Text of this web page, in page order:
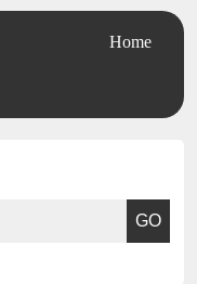
Home